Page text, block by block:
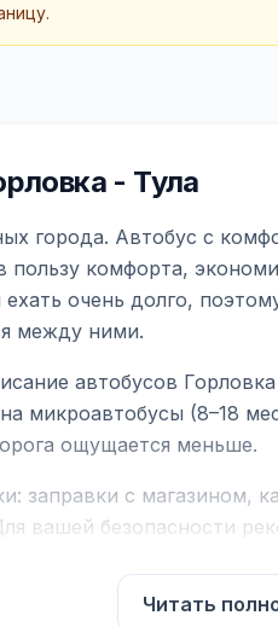
- Тула
города. Автобус с
комфорта,
очень долго,
между ними.
автобусов
микроавтобусы (8–18
ощущается меньше.
заправки с магазином,
вашей безопасности
поездки:
Читать